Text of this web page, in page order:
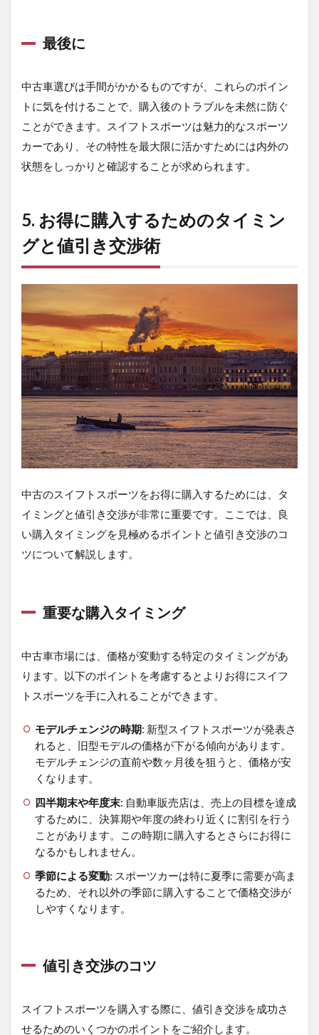
最後に
中古車選びは手間がかかるものですが、これらのポイン
トに気を付けることで、購入後のトラブルを未然に防ぐ
ことができます。スイフトスポーツは魅力的なスポーツ
カーであり、その特性を最大限に活かすためには内外の
状態をしっかりと確認することが求められます。
5. お得に購入するためのタイミン
グと値引き交渉術
中古のスイフトスポーツをお得に購入するためには、タ
イミングと値引き交渉が非常に重要です。ここでは、良
い購入タイミングを見極めるポイントと値引き交渉のコ
ツについて解説します。
重要な購入タイミング
中古車市場には、価格が変動する特定のタイミングがあ
ります。以下のポイントを考慮するとよりお得にスイフ
トスポーツを手に入れることができます。
モデルチェンジの時期: 新型スイフトスポーツが発表さ
れると、旧型モデルの価格が下がる傾向があります。
モデルチェンジの直前や数ヶ月後を狙うと、価格が安
くなります。
四半期末や年度末: 自動車販売店は、売上の目標を達成
するために、決算期や年度の終わり近くに割引を行う
ことがあります。この時期に購入するとさらにお得に
なるかもしれません。
季節による変動: スポーツカーは特に夏季に需要が高ま
るため、それ以外の季節に購入することで価格交渉が
しやすくなります。
値引き交渉のコツ
スイフトスポーツを購入する際に、値引き交渉を成功さ
せるためのいくつかのポイントをご紹介します。